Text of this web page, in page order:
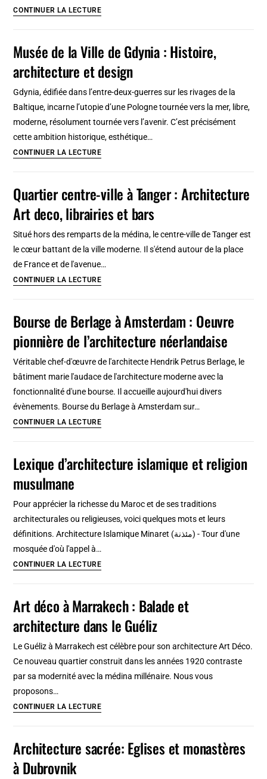
du
polonais
»
au
Spodek
CONTINUER LA LECTUREcracovie-
design
Musée de la Ville de Gdynia : Histoire,
architecture et design
Gdynia, édifiée dans l’entre-deux-guerres sur les rivages de la
Baltique, incarne l’utopie d’une Pologne tournée vers la mer, libre,
moderne, résolument tournée vers l’avenir. C’est précisément
cette ambition historique, esthétique…
CONTINUER LA LECTUREMusée
Ville
de
et
Quartier centre-ville à Tanger : Architecture
Art deco, librairies et bars
Situé hors des remparts de la médina, le centre-ville de Tanger est
le cœur battant de la ville moderne. Il s'étend autour de la place
de France et de l'avenue…
CONTINUER LA LECTUREQuartier
à
Tanger
librairies
et
Bourse de Berlage à Amsterdam : Oeuvre
pionnière de l’architecture néerlandaise
Véritable chef-d'œuvre de l'architecte Hendrik Petrus Berlage, le
bâtiment marie l'audace de l'architecture moderne avec la
fonctionnalité d'une bourse. Il accueille aujourd'hui divers
évènements. Bourse du Berlage à Amsterdam sur…
CONTINUER LA LECTUREBourse
à
pionnière
néerlandaise
Lexique d’architecture islamique et religion
musulmane
Pour apprécier la richesse du Maroc et de ses traditions
architecturales ou religieuses, voici quelques mots et leurs
définitions. Architecture Islamique Minaret (مئذنة) - Tour d'une
mosquée d'où l'appel à…
CONTINUER LA LECTURELexique
et
religion
Art déco à Marrakech : Balade et
architecture dans le Guéliz
Le Guéliz à Marrakech est célèbre pour son architecture Art Déco.
Ce nouveau quartier construit dans les années 1920 contraste
par sa modernité avec la médina millénaire. Nous vous
proposons…
CONTINUER LA LECTUREArt
Marrakech
Architecture sacrée: Eglises et monastères
à Dubrovnik